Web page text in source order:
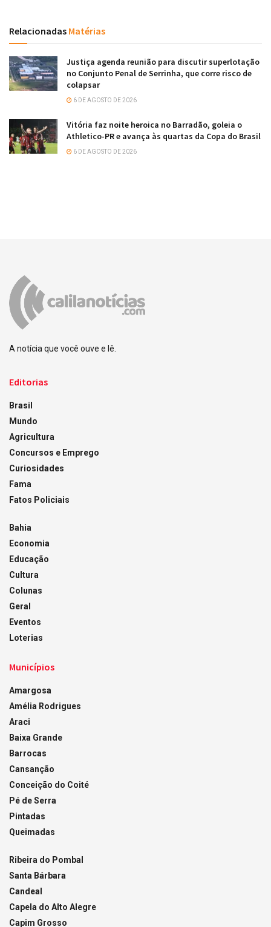
Relacionadas Matérias
Justiça agenda reunião para discutir superlotação
no Conjunto Penal de Serrinha, que corre risco de
colapsar
6 DE AGOSTO DE 2026
Vitória faz noite heroica no Barradão, goleia o
Athletico-PR e avança às quartas da Copa do Brasil
6 DE AGOSTO DE 2026
A notícia que você ouve e lê.
Editorias
Brasil
Mundo
Agricultura
Concursos e Emprego
Curiosidades
Fama
Fatos Policiais
Bahia
Economia
Educação
Cultura
Colunas
Geral
Eventos
Loterias
Municípios
Amargosa
Amélia Rodrigues
Araci
Baixa Grande
Barrocas
Cansanção
Conceição do Coité
Pé de Serra
Pintadas
Queimadas
Ribeira do Pombal
Santa Bárbara
Candeal
Capela do Alto Alegre
Capim Grosso